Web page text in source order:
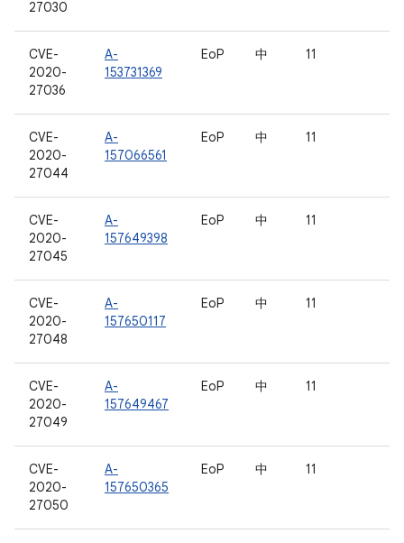
27030
CVE-
2020-
27036
A-
153731369
EoP 中 11
CVE-
2020-
27044
A-
157066561
EoP 中 11
CVE-
2020-
27045
A-
157649398
EoP 中 11
CVE-
2020-
27048
A-
157650117
EoP 中 11
CVE-
2020-
27049
A-
157649467
EoP 中 11
CVE-
2020-
27050
A-
157650365
EoP 中 11